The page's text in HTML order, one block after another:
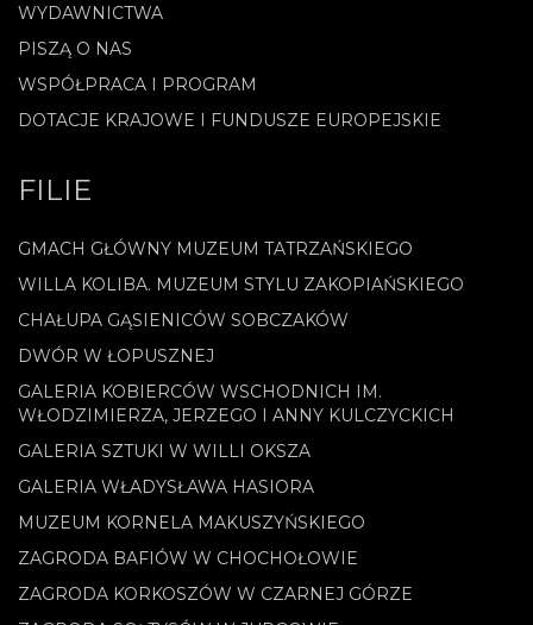
WYDAWNICTWA
PISZĄ O NAS
WSPÓŁPRACA I PROGRAM
DOTACJE KRAJOWE I FUNDUSZE EUROPEJSKIE
FILIE
GMACH GŁÓWNY MUZEUM TATRZAŃSKIEGO
WILLA KOLIBA. MUZEUM STYLU ZAKOPIAŃSKIEGO
CHAŁUPA GĄSIENICÓW SOBCZAKÓW
DWÓR W ŁOPUSZNEJ
GALERIA KOBIERCÓW WSCHODNICH IM.
WŁODZIMIERZA, JERZEGO I ANNY KULCZYCKICH
GALERIA SZTUKI W WILLI OKSZA
GALERIA WŁADYSŁAWA HASIORA
MUZEUM KORNELA MAKUSZYŃSKIEGO
ZAGRODA BAFIÓW W CHOCHOŁOWIE
ZAGRODA KORKOSZÓW W CZARNEJ GÓRZE